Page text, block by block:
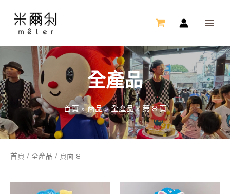
要
內
容
全產品
首頁 商品 全產品 第 8 頁
首頁 / 全產品 / 頁面 8
此
此